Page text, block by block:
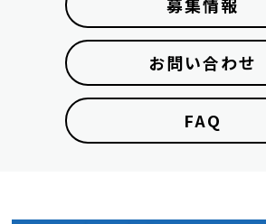
お問い合わせ
FAQ